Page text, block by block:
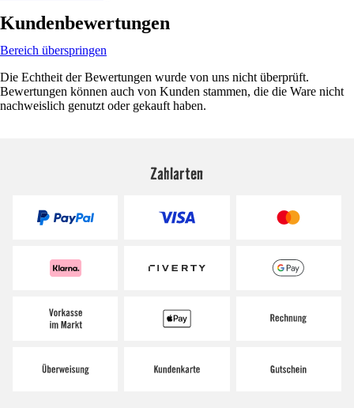
Kundenbewertungen
Bereich überspringen
Die Echtheit der Bewertungen wurde von uns nicht überprüft.
Bewertungen können auch von Kunden stammen, die die Ware nicht
nachweislich genutzt oder gekauft haben.
Zahlarten